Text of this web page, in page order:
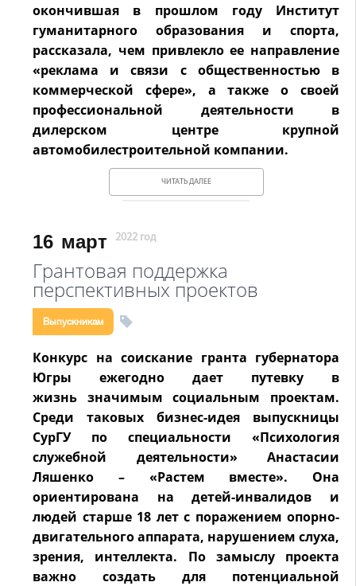
окончившая в прошлом году Институт
гуманитарного образования и спорта,
рассказала, чем привлекло ее направление
«реклама и связи с общественностью в
коммерческой сфере», а также о своей
профессиональной деятельности в
дилерском центре крупной
автомобилестроительной компании.
ЧИТАТЬ ДАЛЕЕ
16 март 2022 год
Грантовая поддержка
перспективных проектов
Выпускникам
Конкурс на соискание гранта губернатора
Югры ежегодно дает путевку в
жизнь значимым социальным проектам.
Среди таковых бизнес-идея выпускницы
СурГУ по специальности «Психология
служебной деятельности» Анастасии
Ляшенко – «Растем вместе». Она
ориентирована на детей-инвалидов и
людей старше 18 лет с поражением опорно-
двигательного аппарата, нарушением слуха,
зрения, интеллекта. По замыслу проекта
важно создать для потенциальной